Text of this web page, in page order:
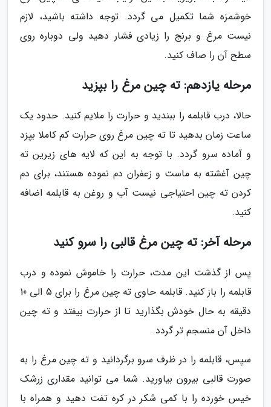
خوشمزه شما تکمیل می گردد. توجه داشته باشید، لازم
نیست مرغ و برنج را زیادی فشار دهید ولی دوباره روی
سطح آن را صاف کنید.
مرحله یازدهم: ته چین مرغ را بپزید
حالا، درب قابلمه را ببندید و حرارت را ملایم کنید. حدود یک
ساعت زمان بدهید تا ته چین مرغ روی حرارت کم کاملا بپزد
و آماده سرو گردد. با توجه به این که لایه های زیرین ته
چین آغشته به ماست و زعفران دم نموده هستند، برای دم
کردن ته چین احتیاجی نیست آب و روغن به قابلمه اضافه
کنید.
مرحله آخر: ته چین مرغ قالبی را سرو کنید
پس از گذشت این مدت، حرارت را خاموش نموده و درب
قابلمه را باز کنید. قابلمه حاوی ته چین مرغ را برای 5 الی 10
دقیقه به حال خودش بگذارید تا از حرارت بیفتد و ته چین
داخل آن منسجم تر گردد.
سپس، قابلمه را در ظرف سرو برگردانید و ته چین مرغ را به
صورت قالبی بیرون بیاورید. شما می توانید مقداری زرشک
خیس خورده را با کمی شکر در کره تفت دهید و همراه با